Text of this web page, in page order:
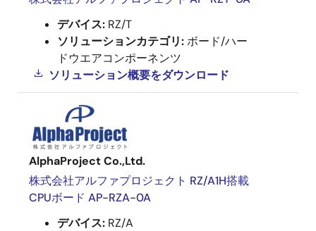
デバイス: RZ/T
ソリューションカテゴリ:ボード/ハー
ドウエアコンポーネンツ
ソリューション概要をダウンロード
AlphaProject Co.,Ltd.
株式会社アルファプロジェクト RZ/A1H搭載
CPUボード AP-RZA-0A
デバイス: RZ/A